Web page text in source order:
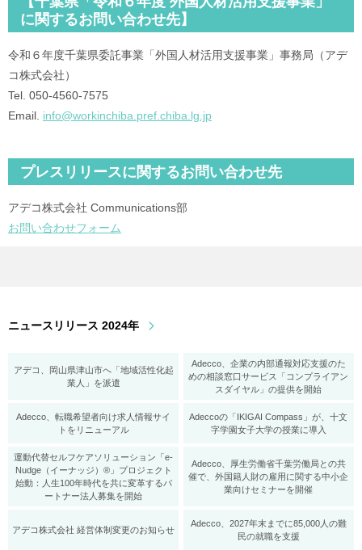
に関するお問い合わせ先】
令和６年度千葉県委託事業「外国人材活用支援事業」事務局（アデ
コ株式会社）
Tel. 050-4560-7575
Email. info@workinchiba.pref.chiba.lg.jp
プレスリリースに関するお問い合わせ先
アデコ株式会社 Communications部
お問い合わせフォーム
ニュースリリース 2024年
アデコ、岡山県津山市へ「地域活性化起
業人」を派遣
Adecco、企業の内部通報対応支援のた
めの相談窓口サービス「コンプライアン
スダイヤル」の提供を開始
Adecco、転職希望者向け求人情報サイ
トをリニューアル
Adeccoの「IKIGAI Compass」が、十文
字学園女子大学の授業に導入
運動代替セルフケアソリューション「e-
Nudge（イーナッジ）®」プロジェクト
始動：人生100年時代を共に変革するパ
ートナー法人募集を開始
Adecco、厚生労働省千葉労働局との共
催で、外国籍人財の雇用に関する中小企
業向けセミナーを開催
アデコ株式会社 経営体制変更のお知らせ
Adecco、2027年末までに85,000人の難
民の就職を支援